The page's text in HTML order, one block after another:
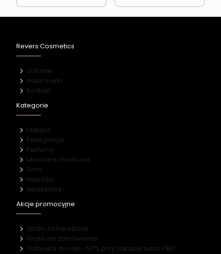
Revers Cosmetics
O firmie
Nasz marki
Kontakt
Kategorie
Makijaż
Pielęgnacja
Perfumy
Manicure i Pedicure
Dom
Nowości
Bestsellery
Akcje promocyjne
Gratis za Facebook
Gratis do zamówienia
Odżywka do rzęs -50% przy zakupie tuszu CBD